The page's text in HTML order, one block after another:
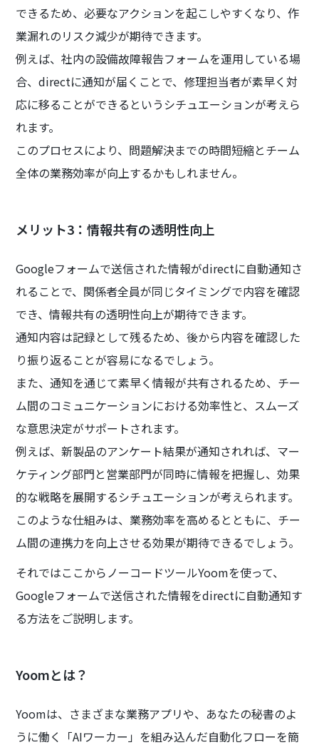
できるため、必要なアクションを起こしやすくなり、作
業漏れのリスク減少が期待できます。
例えば、社内の設備故障報告フォームを運用している場
合、directに通知が届くことで、修理担当者が素早く対
応に移ることができるというシチュエーションが考えら
れます。
このプロセスにより、問題解決までの時間短縮とチーム
全体の業務効率が向上するかもしれません。
メリット3：情報共有の透明性向上
Googleフォームで送信された情報がdirectに自動通知さ
れることで、関係者全員が同じタイミングで内容を確認
でき、情報共有の透明性向上が期待できます。
通知内容は記録として残るため、後から内容を確認した
り振り返ることが容易になるでしょう。
また、通知を通じて素早く情報が共有されるため、チー
ム間のコミュニケーションにおける効率性と、スムーズ
な意思決定がサポートされます。
例えば、新製品のアンケート結果が通知されれば、マー
ケティング部門と営業部門が同時に情報を把握し、効果
的な戦略を展開するシチュエーションが考えられます。
このような仕組みは、業務効率を高めるとともに、チー
ム間の連携力を向上させる効果が期待できるでしょう。
それではここからノーコードツールYoomを使って、
Googleフォームで送信された情報をdirectに自動通知す
る方法をご説明します。
Yoomとは？
Yoomは、さまざまな業務アプリや、あなたの秘書のよ
うに働く「AIワーカー」を組み込んだ自動化フローを簡